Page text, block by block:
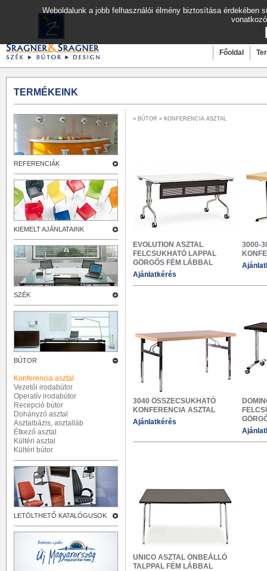
Főoldal
TERMÉKEINK
REFERENCIÁK
KIEMELT AJÁNLATAINK
SZÉK
BÚTOR
Konferencia asztal
Vezetői irodabútor
Operatív irodabútor
Recepció bútor
Dohányzó asztal
Asztalbázis, asztalláb
Étkező asztal
Kültéri asztal
Kültéri bútor
LETÖLTHETŐ KATALÓGUSOK
» BÚTOR » KONFERENCIA ASZTAL
EVOLUTION ASZTAL
FELCSUKHATÓ LAPPAL
GÖRGŐS FÉM LÁBBAL
Ajánlatkérés
3000-
3040 ÖSSZECSUKHATÓ
KONFERENCIA ASZTAL
Ajánlatkérés
UNICO ASZTAL ÖNBEÁLLÓ
TALPPAL FÉM LÁBBAL
Weboldalunk a jobb felhasználói élmény biztosítása érdekében